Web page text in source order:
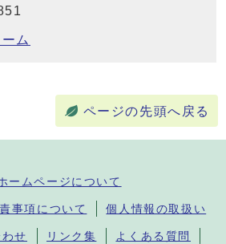
ム
ページの先頭へ戻る
ームページについて
事項について 個人情報の取扱い
せ リンク集 よくある質問